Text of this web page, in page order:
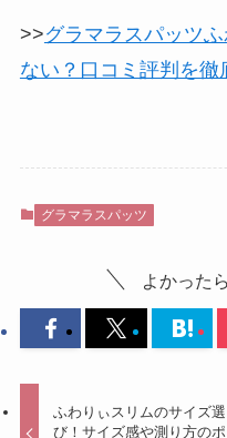
>>グラマラスパッツ
ない？口コミ評判を徹
グラマラスパッツ
よかった
ふわりぃスリムのサイズ選
び！サイズ感や測り方のポ